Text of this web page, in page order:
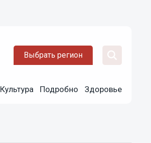
Выбрать регион
Культура Подробно Здоровье